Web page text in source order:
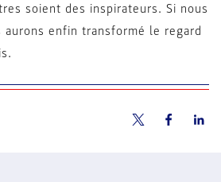
soient des inspirateurs. Si nous
aurons enfin transformé le regard